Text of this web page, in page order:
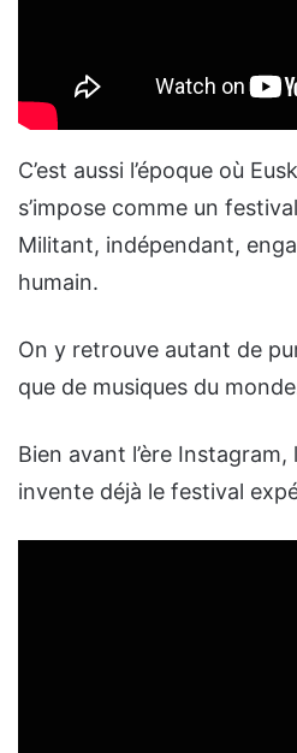
C’est aussi l’époque où
s’impose comme un
Militant, indépendant,
humain.
On y retrouve autant de
que de musiques du
Bien avant l’ère Instagram,
invente déjà le festival